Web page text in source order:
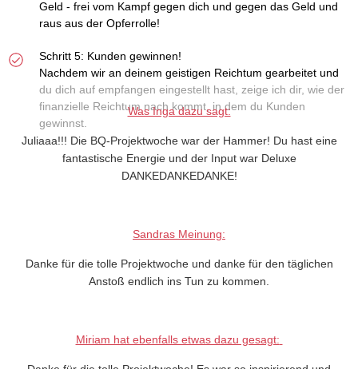
Geld - frei vom Kampf gegen dich und gegen das Geld und
raus aus der Opferrolle!
Schritt 5: Kunden gewinnen!
Nachdem wir an deinem geistigen Reichtum gearbeitet und
du dich auf empfangen eingestellt hast, zeige ich dir, wie der
finanzielle Reichtum nach kommt, in dem du Kunden
gewinnst.
Was Inga dazu sagt:
Juliaaa!!! Die BQ-Projektwoche war der Hammer! Du hast eine
fantastische Energieund der Input war Deluxe
DANKEDANKEDANKE!
Sandras Meinung:
Danke für die tolle Projektwoche und danke für den täglichen
Anstoß endlich ins Tun zu kommen.
Miriam hat ebenfalls etwas dazu gesagt: